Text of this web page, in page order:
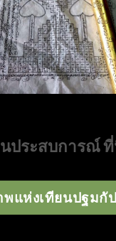
ประสบการณ์
แห่งเทียนปฐมกั